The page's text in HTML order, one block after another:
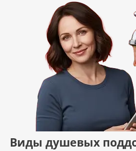
Виды душевых